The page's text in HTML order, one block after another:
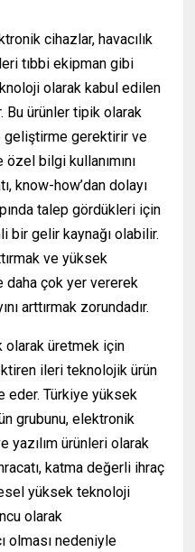
cihazlar, havacılık
tıbbi ekipman gibi
olarak kabul edilen
Bu ürünler tipik olarak
geliştirme gerektirir ve
bilgi kullanımını
know-how’dan dolayı
talep gördükleri için
bir gelir kaynağı olabilir.
ve yüksek
daha çok yer vererek
arttırmak zorundadır.
olarak üretmek için
ileri teknolojik ürün
eder. Türkiye yüksek
grubunu, elektronik
yazılım ürünleri olarak
katma değerli ihraç
yüksek teknoloji
olarak
olması nedeniyle